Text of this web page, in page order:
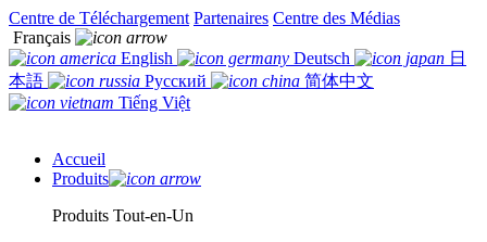
Centre de Téléchargement Partenaires Centre des Médias
Français
English
Deutsch
日
本語
Русский
简体中文
Tiếng Việt
Accueil
Produits
Produits Tout-en-Un